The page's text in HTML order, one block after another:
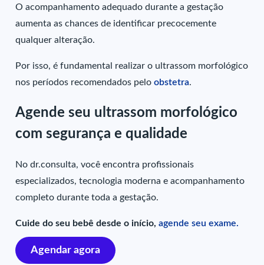
O acompanhamento adequado durante a gestação
aumenta as chances de identificar precocemente
qualquer alteração.
Por isso, é fundamental realizar o ultrassom morfológico
nos períodos recomendados peloobstetra.
Agende seu ultrassom morfológico
com segurança e qualidade
No dr.consulta, você encontra profissionais
especializados, tecnologia moderna e acompanhamento
completo durante toda a gestação.
Cuide do seu bebê desde o início,agende seu exame.
Agendar agora